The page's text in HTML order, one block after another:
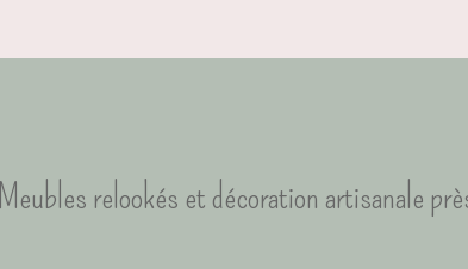
Meubles relookés et décoration artisanale